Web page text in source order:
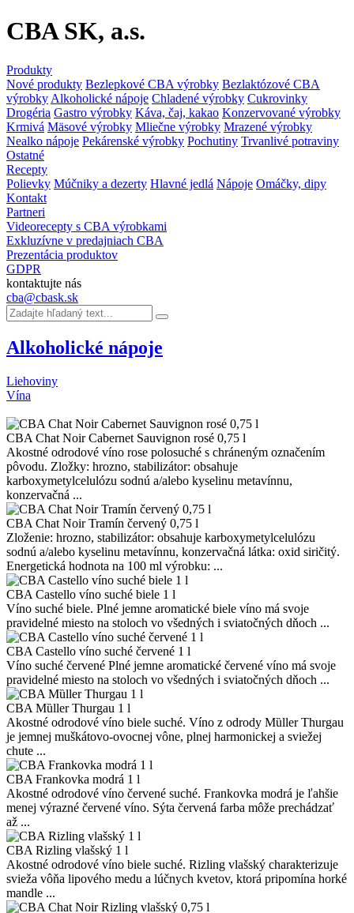
CBA SK, a.s.
Produkty
Nové produkty Bezlepkové CBA výrobky Bezlaktózové CBA
výrobky Alkoholické nápoje Chladené výrobky Cukrovinky
Drogéria Gastro výrobky Káva, čaj, kakao Konzervované výrobky
Krmivá Mäsové výrobky Mliečne výrobky Mrazené výrobky
Nealko nápoje Pekárenské výrobky Pochutiny Trvanlivé potraviny
Ostatné
Recepty
Polievky Múčniky a dezerty Hlavné jedlá Nápoje Omáčky, dipy
Kontakt
Partneri
Videorecepty s CBA výrobkami
Exkluzívne v predajniach CBA
Prezentácia produktov
GDPR
kontaktujte nás
cba@cbask.sk
Alkoholické nápoje
Liehoviny
Vína
CBA Chat Noir Cabernet Sauvignon rosé 0,75 l
Akostné odrodové víno rose polosuché s chráneným označením
pôvodu. Zložky: hrozno, stabilizátor: obsahuje
karboxymetylcelulózu sodnú a/alebo kyselinu metavínnu,
konzervačná ...
CBA Chat Noir Tramín červený 0,75 l
Zloženie: hrozno, stabilizátor: obsahuje karboxymetylcelulózu
sodnú a/alebo kyselinu metavínnu, konzervačná látka: oxid siričitý.
Energetická hodnota na 100 ml výrobku: ...
CBA Castello víno suché biele 1 l
Víno suché biele. Plné jemne aromatické biele víno má svoje
pravidelné miesto na stoloch vo všedných i sviatočných dňoch ...
CBA Castello víno suché červené 1 l
Víno suché červené Plné jemne aromatické červené víno má svoje
pravidelné miesto na stoloch vo všedných i sviatočných dňoch ...
CBA Mȕller Thurgau 1 l
Akostné odrodové víno biele suché. Víno z odrody Mȕller Thurgau
je jemnej muškátovo-ovocnej vône, plnej harmonickej a sviežej
chute ...
CBA Frankovka modrá 1 l
Akostné odrodové víno červené suché. Frankovka modrá je ľahšie
menej výrazné červené víno. Sýta červená farba môže prechádzať
až ...
CBA Rizling vlašský 1 l
Akostné odrodové víno biele suché. Rizling vlašský charakterizuje
svieža vôňa lipového medu a lúčnych kvetov, ktorá pripomína horké
mandle ...